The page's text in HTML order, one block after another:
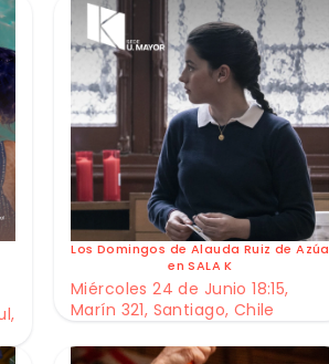
Los Domingos de Alauda Ruiz de Azúa
en SALA K
Miércoles 24 de Junio 18:15,
Marín 321, Santiago, Chile